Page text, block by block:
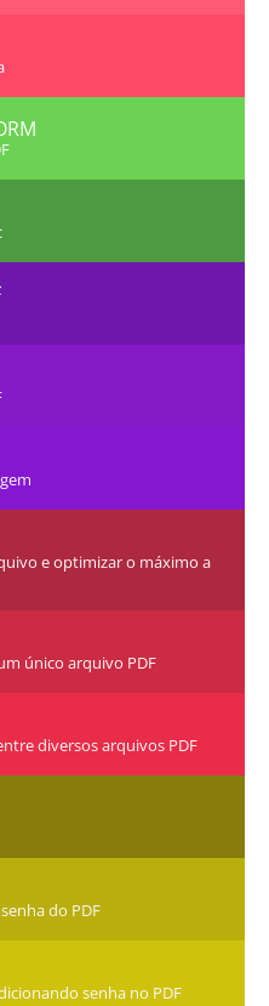
e optimizar o máximo a
único arquivo PDF
diversos arquivos PDF
do PDF
senha no PDF